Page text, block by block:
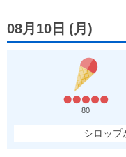
08月10日 (月 )
80
シロップ